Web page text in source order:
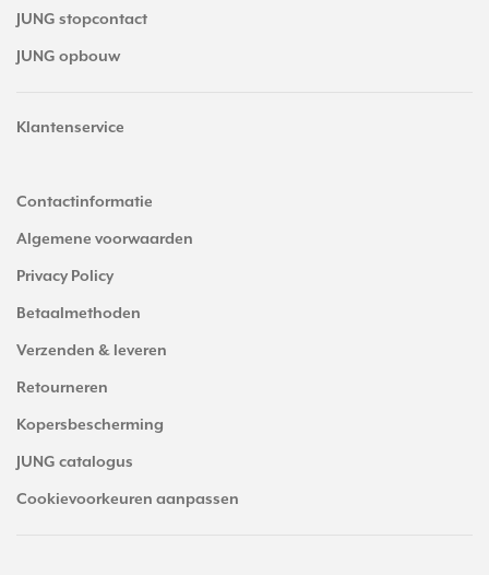
JUNG stopcontact
JUNG opbouw
Klantenservice
Contactinformatie
Algemene voorwaarden
Privacy Policy
Betaalmethoden
Verzenden & leveren
Retourneren
Kopersbescherming
JUNG catalogus
Cookievoorkeuren aanpassen